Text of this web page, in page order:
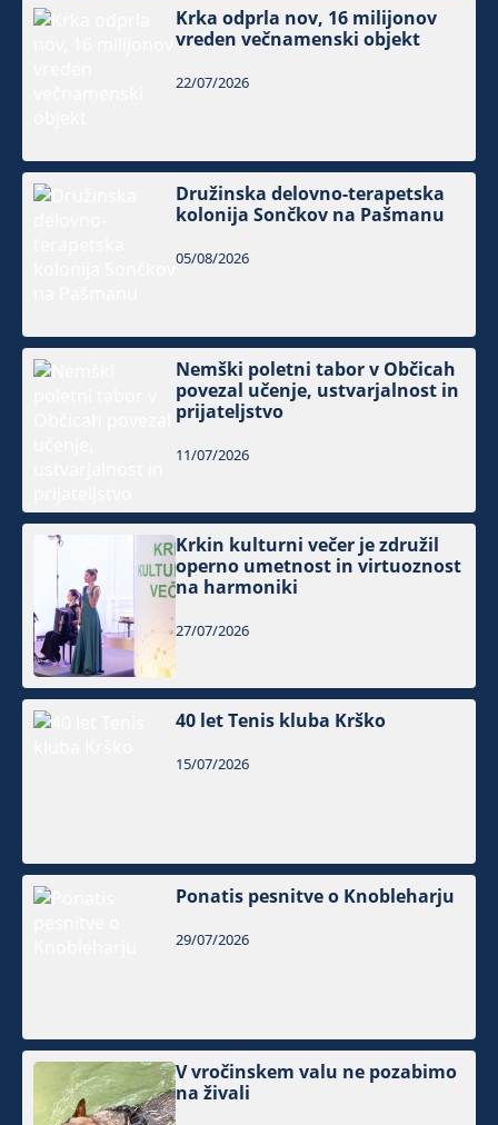
Krka odprla nov, 16 milijonov
vreden večnamenski objekt
22/07/2026
Družinska delovno-terapetska
kolonija Sončkov na Pašmanu
05/08/2026
Nemški poletni tabor v Občicah
povezal učenje, ustvarjalnost in
prijateljstvo
11/07/2026
Krkin kulturni večer je združil
operno umetnost in virtuoznost
na harmoniki
27/07/2026
40 let Tenis kluba Krško
15/07/2026
Ponatis pesnitve o Knobleharju
29/07/2026
V vročinskem valu ne pozabimo
na živali